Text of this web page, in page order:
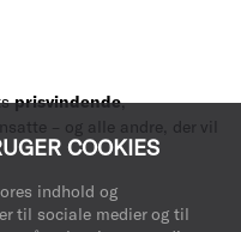
COOKIES
indhold og
til sociale medier og til
prisvindende,
– og alle andre, der vil